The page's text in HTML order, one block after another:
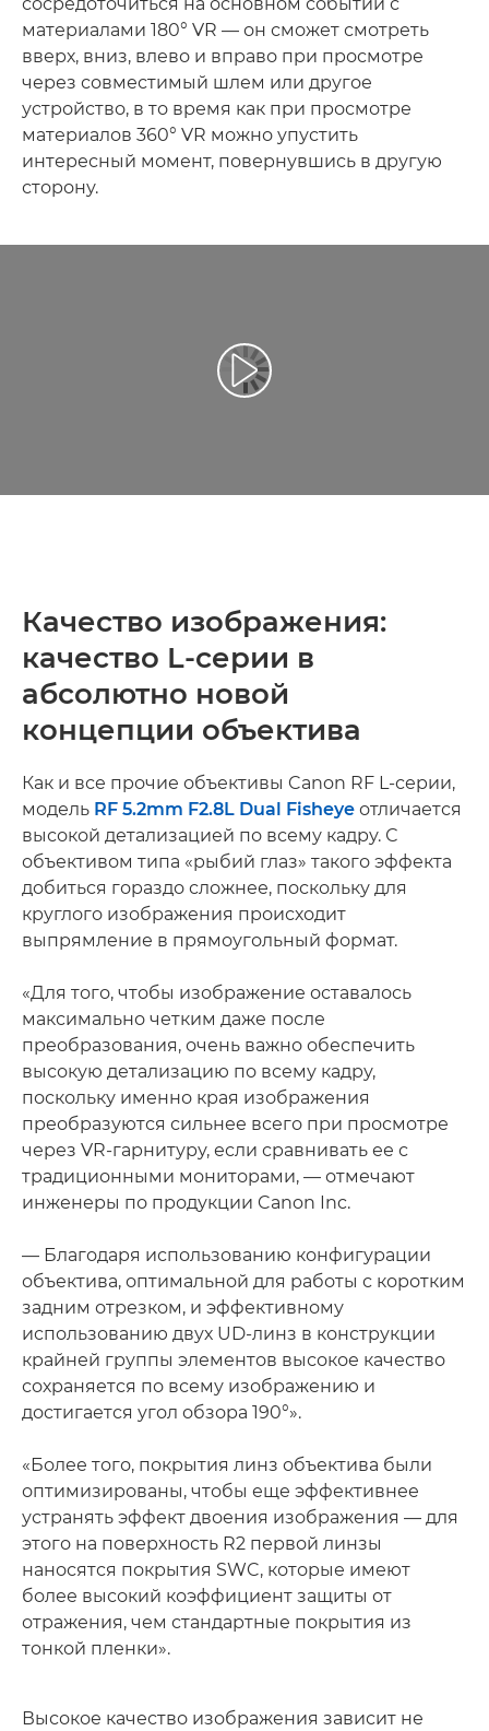
материалами 180° VR — он сможет смотреть
вверх, вниз, влево и вправо при просмотре
через совместимый шлем или другое
устройство, в то время как при просмотре
материалов 360° VR можно упустить
интересный момент, повернувшись в другую
сторону.
Воспроизведение видео
Качество изображения:
качество L-серии в
абсолютно новой
концепции объектива
Как и все прочие объективы Canon RF L-серии,
модель RF 5.2mm F2.8L Dual Fisheye отличается
высокой детализацией по всему кадру. С
объективом типа «рыбий глаз» такого эффекта
добиться гораздо сложнее, поскольку для
круглого изображения происходит
выпрямление в прямоугольный формат.
«Для того, чтобы изображение оставалось
максимально четким даже после
преобразования, очень важно обеспечить
высокую детализацию по всему кадру,
поскольку именно края изображения
преобразуются сильнее всего при просмотре
через VR-гарнитуру, если сравнивать ее с
традиционными мониторами, — отмечают
инженеры по продукции Canon Inc.
— Благодаря использованию конфигурации
объектива, оптимальной для работы с коротким
задним отрезком, и эффективному
использованию двух UD-линз в конструкции
крайней группы элементов высокое качество
сохраняется по всему изображению и
достигается угол обзора 190°».
«Более того, покрытия линз объектива были
оптимизированы, чтобы еще эффективнее
устранять эффект двоения изображения — для
этого на поверхность R2 первой линзы
наносятся покрытия SWC, которые имеют
более высокий коэффициент защиты от
отражения, чем стандартные покрытия из
тонкой пленки».
Высокое качество изображения зависит не